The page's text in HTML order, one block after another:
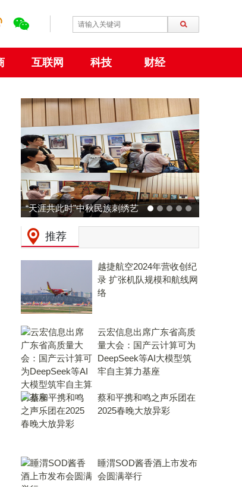
互联网 科技 财经
“天涯共此时”中秋民族刺绣艺
术特展 在大阪世博会中国馆
成功举行
推荐
越捷航空2024年营收创纪
录 扩张机队规模和航线网
络
云宏信息出席广东省高质
量大会：国产云计算可为
DeepSeek等AI大模型筑
牢自主算力基座
蔡和平携和鸣之声乐团在
2025春晚大放异彩
睡渭SOD酱香酒上市发布
会圆满举行